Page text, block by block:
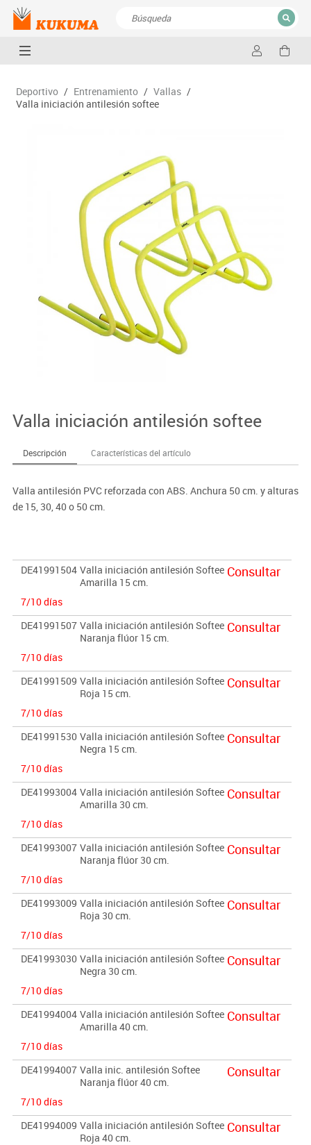
CERRAR
Deportivo / Entrenamiento / Vallas /
Valla iniciación antilesión softee
Valla iniciación antilesión softee
Descripción Características del artículo
Valla antilesión PVC reforzada con ABS. Anchura 50 cm. y alturas
de 15, 30, 40 o 50 cm.
DE41991504 Valla iniciación antilesión Softee
Amarilla 15 cm.
7/10 días
Consultar
DE41991507 Valla iniciación antilesión Softee
Naranja flúor 15 cm.
7/10 días
Consultar
DE41991509 Valla iniciación antilesión Softee
Roja 15 cm.
7/10 días
Consultar
DE41991530 Valla iniciación antilesión Softee
Negra 15 cm.
7/10 días
Consultar
DE41993004 Valla iniciación antilesión Softee
Amarilla 30 cm.
7/10 días
Consultar
DE41993007 Valla iniciación antilesión Softee
Naranja flúor 30 cm.
7/10 días
Consultar
DE41993009 Valla iniciación antilesión Softee
Roja 30 cm.
7/10 días
Consultar
DE41993030 Valla iniciación antilesión Softee
Negra 30 cm.
7/10 días
Consultar
DE41994004 Valla iniciación antilesión Softee
Amarilla 40 cm.
7/10 días
Consultar
DE41994007 Valla inic. antilesión Softee
Naranja flúor 40 cm.
7/10 días
Consultar
DE41994009 Valla iniciación antilesión Softee
Roja 40 cm.
Consultar